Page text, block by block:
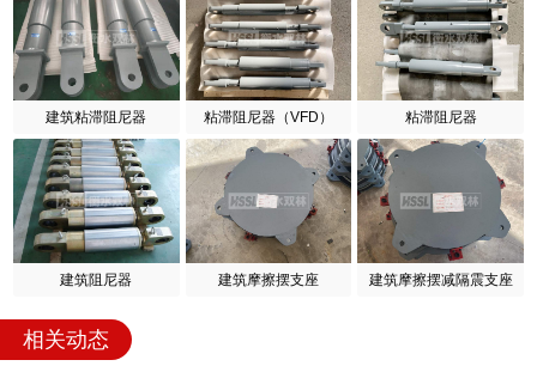
建筑粘滞阻尼器 粘滞阻尼器（VFD） 粘滞阻尼器
建筑阻尼器 建筑摩擦摆支座 建筑摩擦摆减隔震支座
相关动态